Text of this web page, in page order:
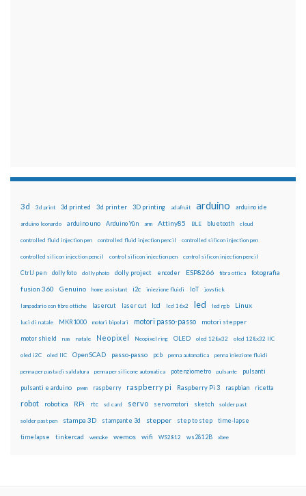
3d 3d print 3d printed 3d printer 3D printing adafruit arduino arduino ide
arduino leonardo arduino uno Arduino Yún arm Attiny85 BLE bluetooth cloud
controlled fluid injection pen controlled fluid injection pencil controlled silicon injection pen
controlled silicon injection pencil control silicon injection pen control silicon injection pencil
CtrlJ pen dolly foto dolly photo dolly project encoder ESP8266 fibra ottica fotografia
fusion 360 Genuino home assistant i2c iniezione fluidi IoT joystick
lampadario con fibre ottiche lasercut laser cut lcd lcd 16x2 led led rgb Linux
luci di natale MKR1000 motori bipolari motori passo-passo motori stepper
motor shield nas natale Neopixel Neopixel ring OLED oled 128x32 oled 128x32 IIC
oled i2C oled IIC OpenSCAD passo-passo pcb penna automatica penna iniezione fluidi
penna per pasta di saldatura penna per silicone automatica potenziometro pulsante pulsanti
pulsanti e arduino pwm raspberry raspberry pi Raspberry Pi 3 raspbian ricetta
robot robotica RPi rtc sd card servo servomotori sketch solder past
solder past pen stampa 3D stampante 3d stepper step to step time-lapse
timelapse tinkercad wemake wemos wifi WS2812 ws2812B xbee